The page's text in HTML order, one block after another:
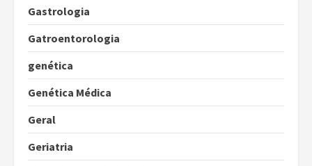
Gastrologia
Gatroentorologia
genética
Genética Médica
Geral
Geriatria